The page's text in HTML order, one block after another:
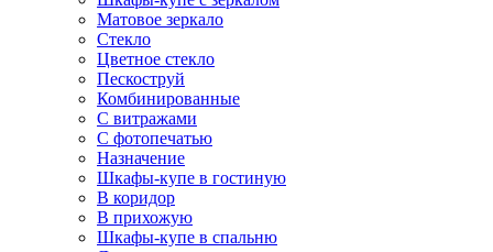
Матовое зеркало
Стекло
Цветное стекло
Пескоструй
Комбинированные
С витражами
С фотопечатью
Назначение
Шкафы-купе в гостиную
В коридор
В прихожую
Шкафы-купе в спальню